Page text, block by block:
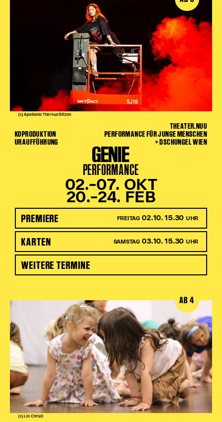
(c) Apollonia Theresa Bitzan
KOPRODUKTION
URAUFFÜHRUNG
THEATER.NUU
PERFORMANCE FÜR JUNGE MENSCHEN
+ DSCHUNGEL WIEN
GENIE
PERFORMANCE
02.–07. OKT
20.–24. FEB
PREMIERE FREITAG 02.10. 15.30 UHR
KARTEN SAMSTAG 03.10. 15.30 UHR
WEITERE TERMINE
(c) Lin Christl
AB 4